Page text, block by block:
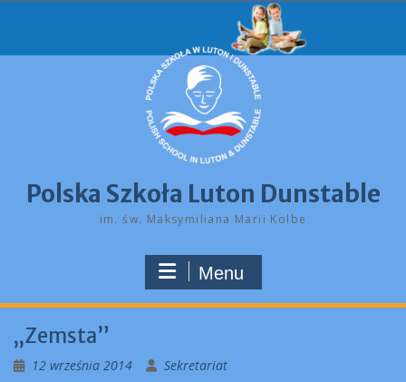
Polska Szkoła Luton Dunstable
im. św. Maksymiliana Marii Kolbe
Menu
„Zemsta”
12 września 2014 Sekretariat